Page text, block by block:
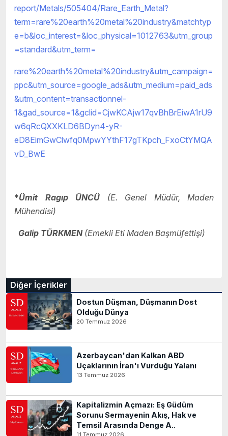
report/Metals/505404/Rare_Earth_Metal?
term=rare%20earth%20metal%20industry&matchtyp
e=b&loc_interest=&loc_physical=1012763&utm_group
=standard&utm_term=
rare%20earth%20metal%20industry&utm_campaign=
ppc&utm_source=google_ads&utm_medium=paid_ads
&utm_content=transactionnel-
1&gad_source=1&gclid=CjwKCAjw17qvBhBrEiwA1rU9
w6qRcQXXKLD6BDyn4-yR-
eD8EimGwClwfq0MpwYYthF17gTKpch_FxoCtYMQA
vD_BwE
*Ümit Ragıp ÜNCÜ (E. Genel Müdür, Maden
Mühendisi)
Galip TÜRKMEN(Emekli Eti Maden Başmüfettişi)
Diğer İçerikler
Dostun Düşman, Düşmanın Dost
Olduğu Dünya
20 Temmuz 2026
Azerbaycan'dan Kalkan ABD
Uçaklarının İran'ı Vurduğu Yalanı
13 Temmuz 2026
Kapitalizmin Açmazı: Eş Güdüm
Sorunu Sermayenin Akış, Hak ve
Temsil Arasında Denge A..
11 Temmuz 2026